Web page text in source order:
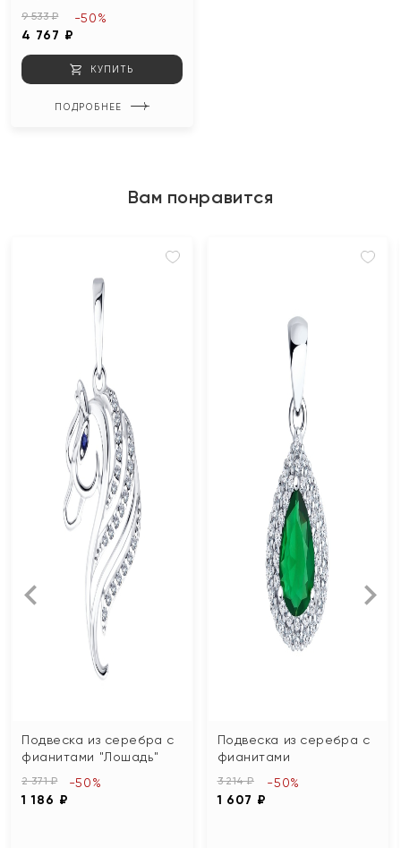
9 533 ₽
4 767 ₽
-50%
КУПИТЬ
ПОДРОБНЕЕ
Вам понравится
Подвеска из серебра с
фианитами "Лошадь"
2 371 ₽
1 186 ₽
-50%
Подвеска из серебра с
фианитами
3 214 ₽
1 607 ₽
-50%